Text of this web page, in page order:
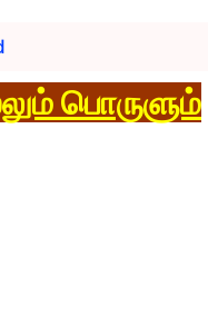
பொருளும்